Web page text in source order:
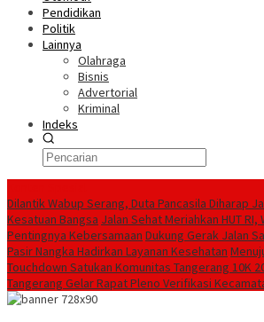
Pendidikan
Politik
Lainnya
Olahraga
Bisnis
Advertorial
Kriminal
Indeks
Dilantik Wabup Serang, Duta Pancasila Diharap
Kesatuan Bangsa Jalan Sehat Meriahkan HUT
Pentingnya Kebersamaan Dukung Gerak Jalan
Pasir Nangka Hadirkan Layanan Kesehatan
Touchdown Satukan Komunitas Tangerang 10K
Tangerang Gelar Rapat Pleno Verifikasi